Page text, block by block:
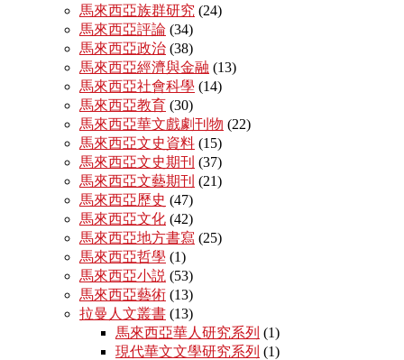
馬來西亞族群研究 (24)
馬來西亞評論 (34)
馬來西亞政治 (38)
馬來西亞經濟與金融 (13)
馬來西亞社會科學 (14)
馬來西亞教育 (30)
馬來西亞華文戲劇刊物 (22)
馬來西亞文史資料 (15)
馬來西亞文史期刊 (37)
馬來西亞文藝期刊 (21)
馬來西亞歷史 (47)
馬來西亞文化 (42)
馬來西亞地方書寫 (25)
馬來西亞哲學 (1)
馬來西亞小説 (53)
馬來西亞藝術 (13)
拉曼人文叢書 (13)
馬來西亞華人研究系列 (1)
現代華文文學研究系列 (1)